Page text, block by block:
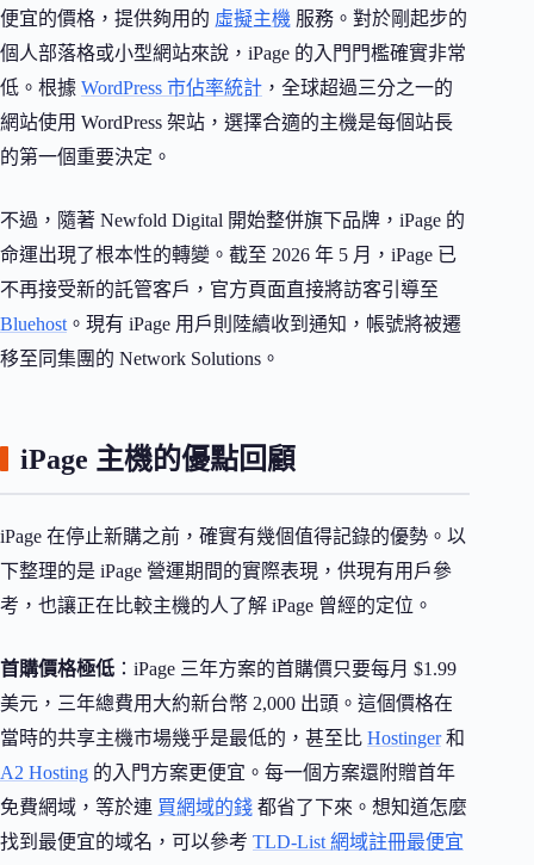
便宜的價格，提供夠用的 虛擬主機 服務。對於剛起步的
個人部落格或小型網站來說，iPage 的入門門檻確實非常
低。根據 WordPress 市佔率統計 ，全球超過三分之一的
網站使用 WordPress 架站，選擇合適的主機是每個站長
的第一個重要決定。
不過，隨著 Newfold Digital 開始整併旗下品牌，iPage 的
命運出現了根本性的轉變。截至 2026 年 5 月，iPage 已
不再接受新的託管客戶，官方頁面直接將訪客引導至
Bluehost 。現有 iPage 用戶則陸續收到通知，帳號將被遷
移至同集團的 Network Solutions。
iPage 主機的優點回顧
iPage 在停止新購之前，確實有幾個值得記錄的優勢。以
下整理的是 iPage 營運期間的實際表現，供現有用戶參
考，也讓正在比較主機的人了解 iPage 曾經的定位。
首購價格極低 ：iPage 三年方案的首購價只要每月 $1.99
美元，三年總費用大約新台幣 2,000 出頭。這個價格在
當時的共享主機市場幾乎是最低的，甚至比 Hostinger和
A2 Hosting 的入門方案更便宜。每一個方案還附贈首年
免費網域，等於連 買網域的錢 都省了下來。想知道怎麼
找到最便宜的域名，可以參考 TLD-List 網域註冊最便宜